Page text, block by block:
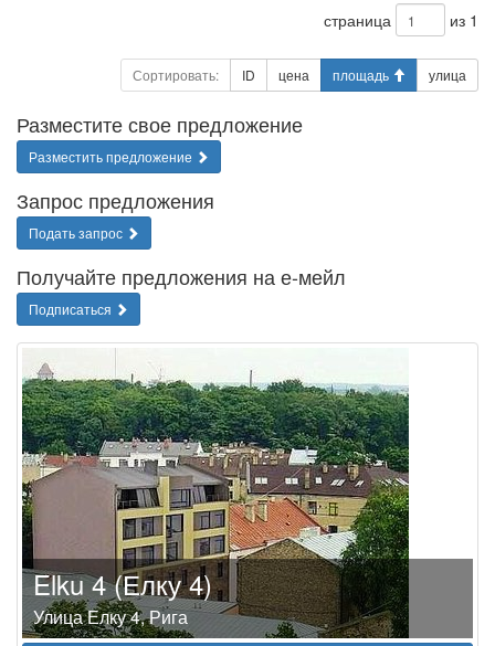
страница из 1
Сортировать: ID цена площадь улица
Разместите свое предложение
Разместить предложение
Запрос предложения
Подать запрос
Получайте предложения на е-мейл
Подписаться
Elku 4 (Елку 4)
Улица Елку 4, Рига